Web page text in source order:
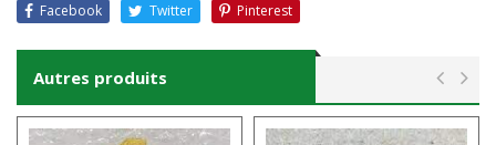
Facebook Twitter Pinterest
Autres produits